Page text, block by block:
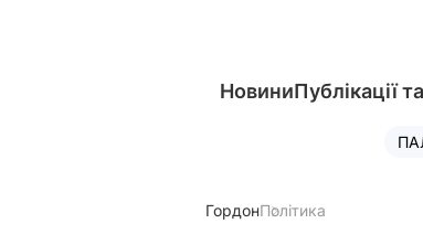
НовиниПублікації
ГордонПолітика